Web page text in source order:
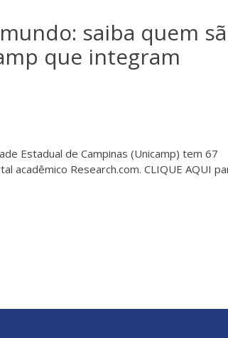
saiba quem
que integram
Estadual de Campinas (Unicamp) tem 67
acadêmico Research.com. CLIQUE AQUI